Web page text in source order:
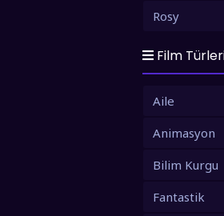
Rosy
Film
Aile
Animasyon
Bilim Kurgu
Fantastik